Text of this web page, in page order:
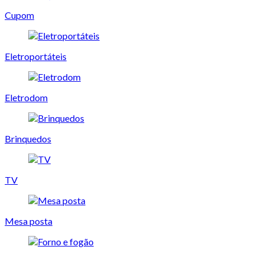
Cupom
Eletroportáteis
Eletrodom
Brinquedos
TV
Mesa posta